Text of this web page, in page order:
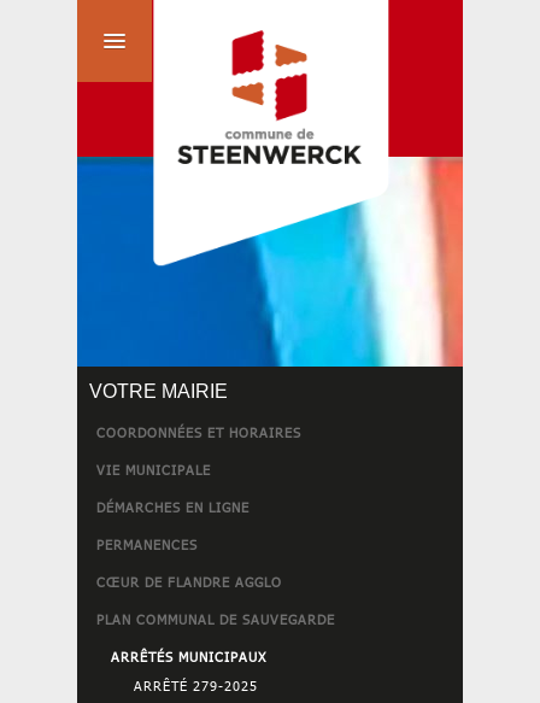
VOTRE MAIRIE
COORDONNÉES ET HORAIRES
VIE MUNICIPALE
DÉMARCHES EN LIGNE
PERMANENCES
CŒUR DE FLANDRE AGGLO
PLAN COMMUNAL DE SAUVEGARDE
ARRÊTÉS MUNICIPAUX
ARRÊTÉ 279-2025